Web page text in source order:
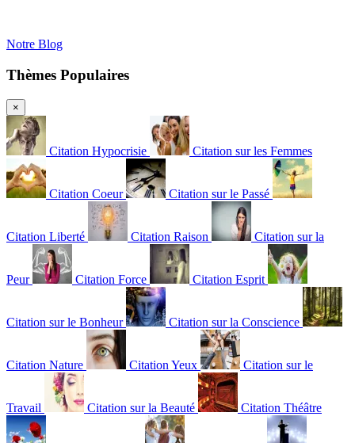
Notre Blog
Thèmes Populaires
×
Citation Hypocrisie Citation sur les Femmes
Citation Coeur Citation sur le Passé
Citation Liberté Citation Raison Citation sur la
Peur Citation Force Citation Esprit
Citation sur le Bonheur Citation sur la Conscience
Citation Nature Citation Yeux Citation sur le
Travail Citation sur la Beauté Citation Théâtre